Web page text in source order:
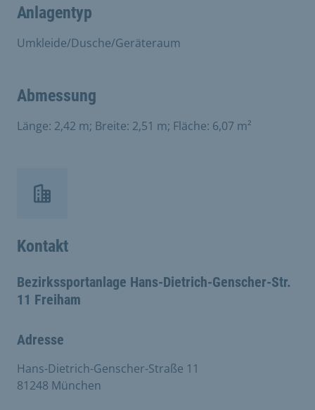
Anlagentyp
Umkleide/Dusche/Geräteraum
Abmessung
Länge: 2,42 m; Breite: 2,51 m; Fläche: 6,07 m²
Kontakt
Bezirkssportanlage Hans-Dietrich-Genscher-Str.
11 Freiham
Adresse
Hans-Dietrich-Genscher-Straße 11
81248 München